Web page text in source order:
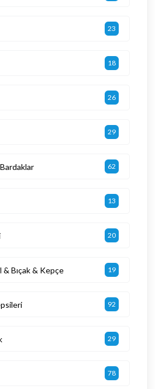
23
18
26
29
62
13
20
& Bıçak & Kepçe 19
92
29
78